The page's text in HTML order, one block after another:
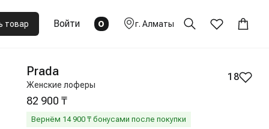
товар Войти 0 г. Алматы
Prada
Женские лоферы
18
82 900 ₸
Вернём 14 900 ₸ бонусами после покупки